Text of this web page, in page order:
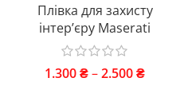
Плівка для захисту
інтер’єру Maserati
1.300₴–2.500₴